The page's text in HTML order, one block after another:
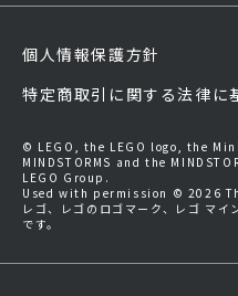
個人情報保護方針
特定商取引に関する法律に
© LEGO, the LEGO logo, the
MINDSTORMS and the
LEGO Group.
Used with permission © 2026
レゴ、レゴのロゴマーク、レゴ マ
です。